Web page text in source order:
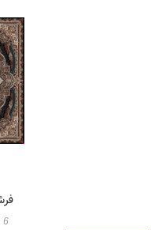
6 متری(سرمه ای)